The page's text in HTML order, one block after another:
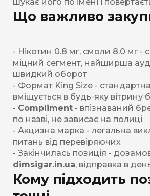
шукає його по імені і
Що важливо
- Нікотин 0.8 мг, смоли 8.0 мг -
міцний сегмент, найширша
швидкий оборот
- Формат King Size -
вміщується в будь-яку вітрину
- Compliment - впізнаваний
по назві, не зависає на полиці
- Акцизна марка - легальна
питань від перевіряючих
- Закінчилась позиція -
dimsigar.in.ua, відправка в
Кому підходить